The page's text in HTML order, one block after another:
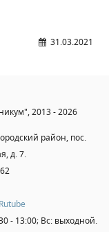
31.03.2021
2013 - 2026
район, пос.
д. 7.
Rutube
- 13:00; Вс: выходной.